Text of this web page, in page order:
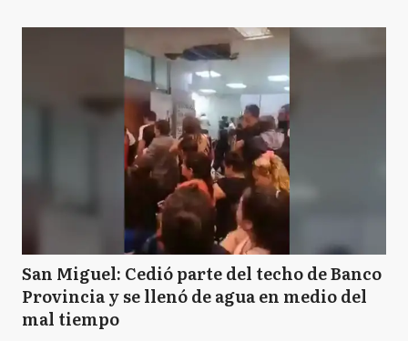
San Miguel: Cedió parte del techo de Banco
Provincia y se llenó de agua en medio del
mal tiempo